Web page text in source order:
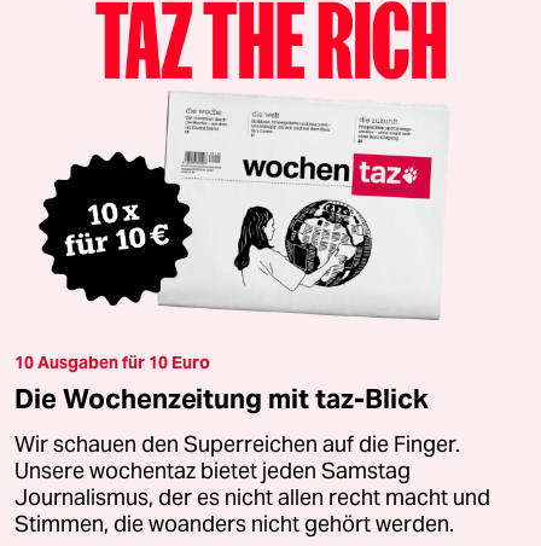
10 Ausgaben für 10 Euro
Die Wochenzeitung mit taz-Blick
Wir schauen den Superreichen auf die Finger.
Unsere wochentaz bietet jeden Samstag
Journalismus, der es nicht allen recht macht und
Stimmen, die woanders nicht gehört werden.